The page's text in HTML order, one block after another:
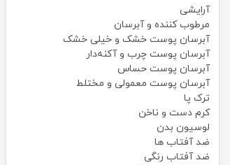
آرایشی
مرطوب کننده و آبرسان
آبرسان پوست خشک و خیلی خشک
آبرسان پوست چرب و آکنه‌دار
آبرسان پوست حساس
آبرسان پوست معمولی و مختلط
ترک پا
کرم دست و ناخن
لوسیون بدن
ضد آفتاب ها
ضد آفتاب رنگی